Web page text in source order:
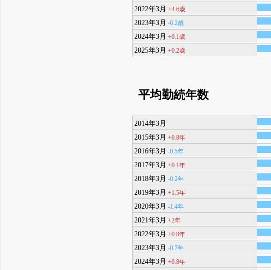
2022年3月+4.6歳
2023年3月-6.2歳
2024年3月+0.1歳
2025年3月+0.2歳
平均勤続年数
2014年3月
2015年3月+0.8年
2016年3月-0.5年
2017年3月+0.1年
2018年3月-0.2年
2019年3月+1.5年
2020年3月-1.4年
2021年3月+2年
2022年3月+0.8年
2023年3月-0.7年
2024年3月+0.8年